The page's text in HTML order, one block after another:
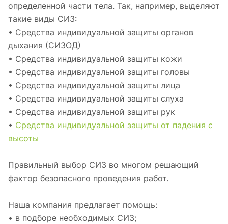
определенной части тела. Так, например, выделяют
такие виды СИЗ:
• Средства индивидуальной защиты органов
дыхания (СИЗОД)
• Средства индивидуальной защиты кожи
• Средства индивидуальной защиты головы
• Средства индивидуальной защиты лица
• Средства индивидуальной защиты слуха
• Средства индивидуальной защиты рук
• Средства индивидуальной защиты от падения с
высоты
Правильный выбор СИЗ во многом решающий
фактор безопасного проведения работ.
Наша компания предлагает помощь:
• в подборе необходимых СИЗ;